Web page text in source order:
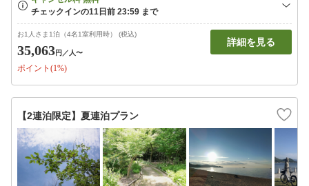
お1人さま1泊（4名1室利用時） (税込)
35,063円 ／人〜
ポイント(1%)
詳細を見る
【2連泊限定】夏連泊プラン